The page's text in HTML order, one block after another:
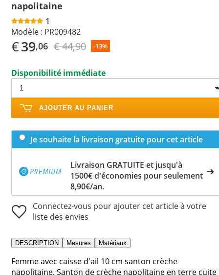
napolitaine
1
Modèle : PR009482
€39,06 € 44,90 -13%
Disponibilité immédiate
AJOUTER AU PANIER
Je souhaite la livraison gratuite pour cet article
Livraison GRATUITE et jusqu'à
1500€ d'économies pour seulement
8,90€/an.
Connectez-vous pour ajouter cet article à votre
liste des envies
DESCRIPTION Mesures Matériaux
Femme avec caisse d'ail 10 cm santon crèche
napolitaine. Santon de crèche napolitaine en terre cuite